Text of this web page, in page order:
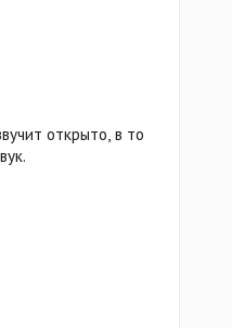
открыто, в то